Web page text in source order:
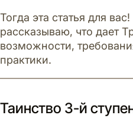
Тогда эта статья для
рассказываю, что дает
возможности,
практики.
Таинство 3-й